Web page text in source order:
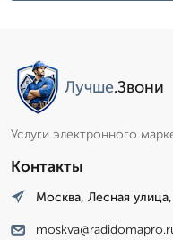
Лучше.Звони
Услуги электронного
Контакты
Москва, Лесная